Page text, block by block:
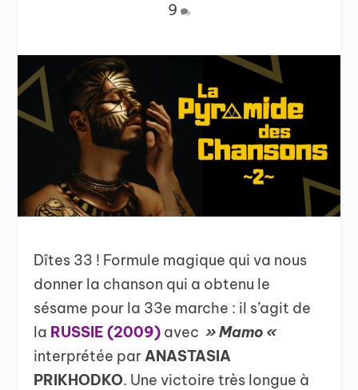
9
Dîtes 33 ! Formule magique qui va nous
donner la chanson qui a obtenu le
sésame pour la 33e marche : il s’agit de
la RUSSIE (2009) avec » Mamo «
interprétée par ANASTASIA
PRIKHODKO. Une victoire très longue à